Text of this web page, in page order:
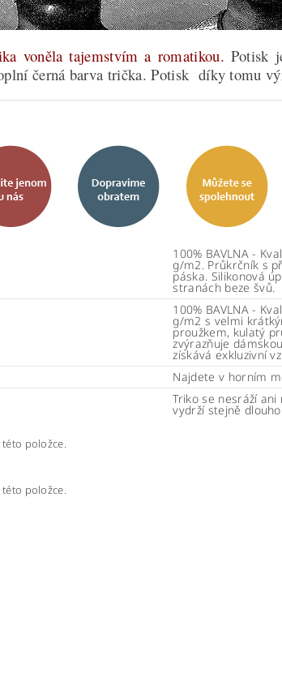
voněla tajemstvím a romatikou. Potisk
černá barva trička. Potisk díky tomu
100% BAVLNA -
g/m2. Průkrčník s
páska. Silikonová
stranách beze švů.
100% BAVLNA -
g/m2 s velmi
proužkem, kulatý
zvýrazňuje
získává exkluzivní
Najdete v horním
Triko se nesráží
vydrží stejně
položce.
položce.